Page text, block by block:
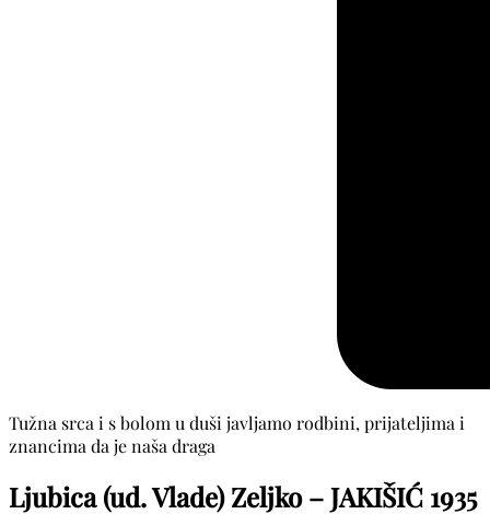
Tužna srca i s bolom u duši javljamo rodbini, prijateljima i
znancima da je naša draga
Ljubica (ud. Vlade) Zeljko – JAKIŠIĆ 1935